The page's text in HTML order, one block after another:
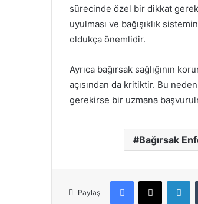
sürecinde özel bir dikkat
uyulması ve bağışıklık
oldukça önemlidir.
Ayrıca bağırsak sağlığının
açısından da kritiktir. Bu
gerekirse bir uzmana
Bağırsak
Paylaş
Facebook
X